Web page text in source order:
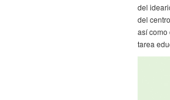
del
del
así como
tarea